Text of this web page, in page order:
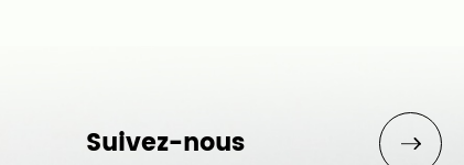
Suivez-nous